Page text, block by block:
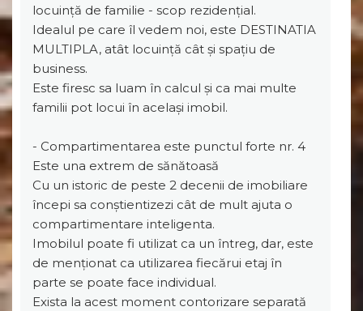
locuință de familie - scop rezidențial.
Idealul pe care îl vedem noi, este DESTINATIA
MULTIPLA, atât locuință cât și spațiu de
business.
Este firesc sa luam în calcul și ca mai multe
familii pot locui în același imobil.
- Compartimentarea este punctul forte nr. 4
Este una extrem de sănătoasă
Cu un istoric de peste 2 decenii de imobiliare
începi sa conștientizezi cât de mult ajuta o
compartimentare inteligenta.
Imobilul poate fi utilizat ca un întreg, dar, este
de menționat ca utilizarea fiecărui etaj în
parte se poate face individual.
Exista la acest moment contorizare separată